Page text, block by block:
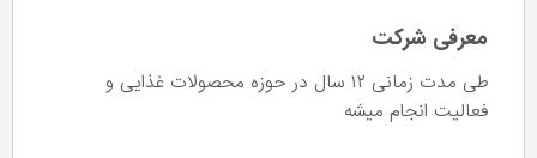
معرفی شرکت
طی مدت زمانی ۱۲ سال در حوزه محصولات غذایی و
فعالیت انجام میشه